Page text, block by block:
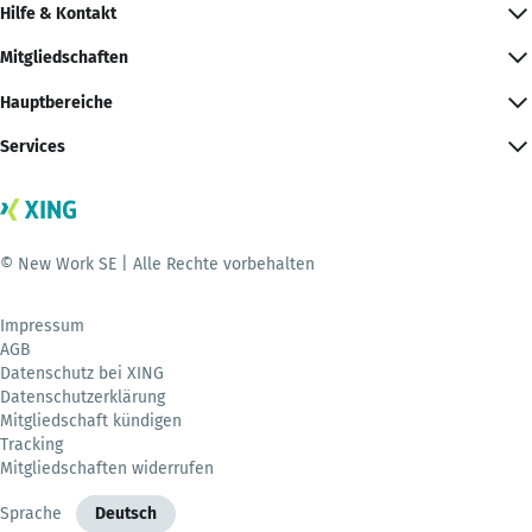
Hilfe & Kontakt
Mitgliedschaften
Hauptbereiche
Services
© New Work SE | Alle Rechte vorbehalten
Impressum
AGB
Datenschutz bei XING
Datenschutzerklärung
Mitgliedschaft kündigen
Tracking
Mitgliedschaften widerrufen
Sprache Deutsch